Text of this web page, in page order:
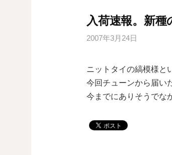
入荷速報。新種
2007年3月24日
ニットタイの縞模様と
今回チューンから届い
今までにありそうでな